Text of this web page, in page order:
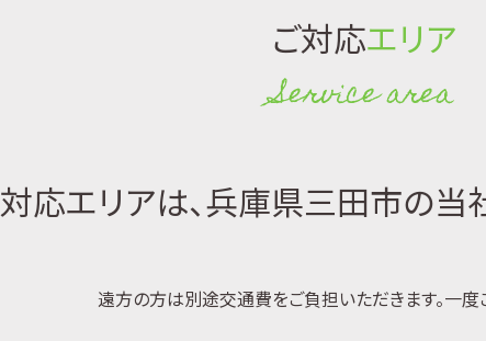
ご対応エリア
Service area
対応エリアは、兵庫県三田市の当
遠方の方は別途交通費をご負担いただきます。一度